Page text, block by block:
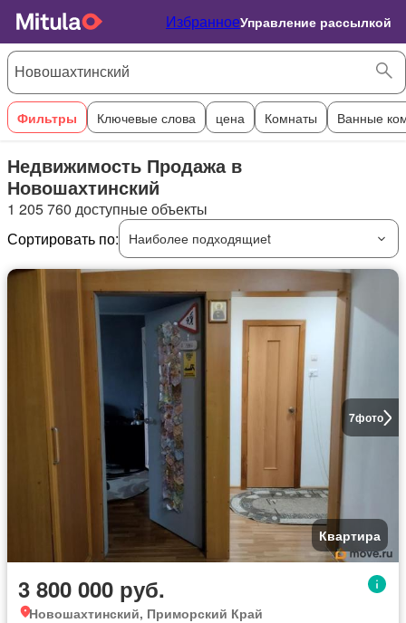
ИзбранноеУправление рассылкой
Фильтры Ключевые слова цена Комнаты Ванные
Недвижимость Продажа в
Новошахтинский
1 205 760 доступные объекты
Сортировать по:
Наиболее подходящиеt
7фото
Квартира
3 800 000 руб.
Новошахтинский, Приморский Край